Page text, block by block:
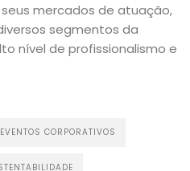
mercados de atuação,
segmentos da
nível de profissionalismo e
EVENTOS CORPORATIVOS